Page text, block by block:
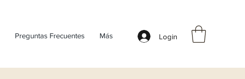
Preguntas Frecuentes Más Login